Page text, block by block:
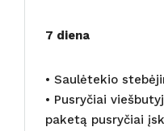
7 diena
• Saulėtekio
• Pusryčiai
paketą pusryčiai